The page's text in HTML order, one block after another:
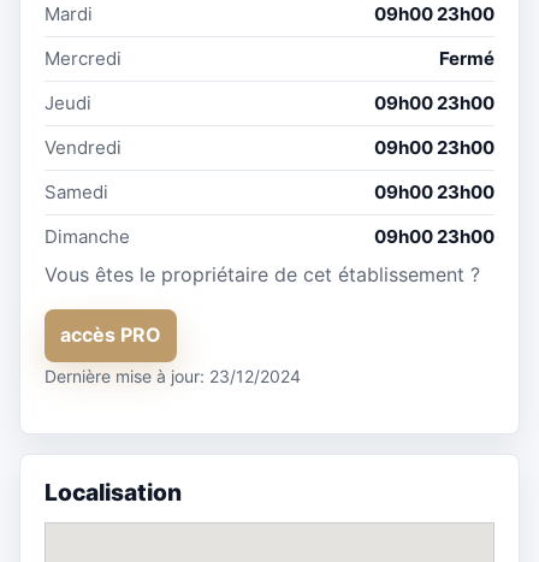
Mardi
09h00 23h00
Mercredi
Fermé
Jeudi
09h00 23h00
Vendredi
09h00 23h00
Samedi
09h00 23h00
Dimanche
09h00 23h00
Vous êtes le propriétaire de cet établissement ?
accès PRO
Dernière mise à jour: 23/12/2024
Localisation